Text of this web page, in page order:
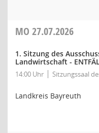
MO 27.07.2026
1. Sitzung des
Landwirtschaft -
14:00 Uhr Sitzungssaal
Landkreis Bayreuth